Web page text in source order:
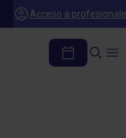
Acceso a